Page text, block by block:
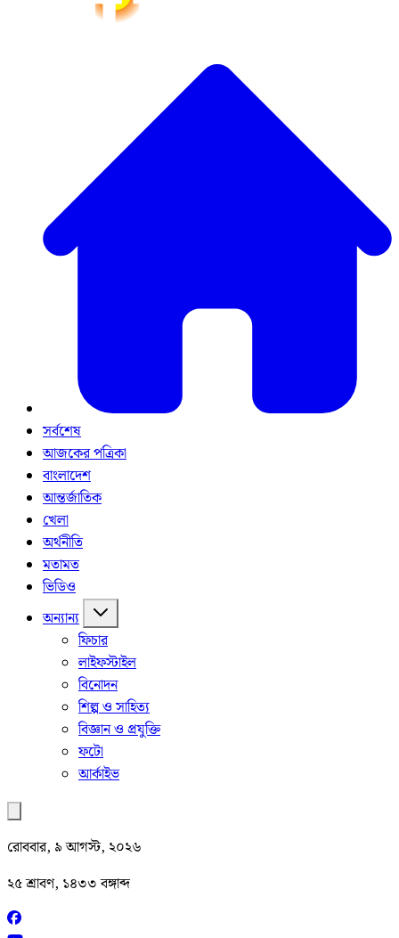
সর্বশেষ
আজকের পত্রিকা
বাংলাদেশ
আন্তর্জাতিক
খেলা
অর্থনীতি
মতামত
ভিডিও
অন্যান্য
ফিচার
লাইফস্টাইল
বিনোদন
শিল্প ও সাহিত্য
বিজ্ঞান ও প্রযুক্তি
ফটো
আর্কাইভ
রোববার, ৯ আগস্ট, ২০২৬
২৫ শ্রাবণ, ১৪৩৩ বঙ্গাব্দ